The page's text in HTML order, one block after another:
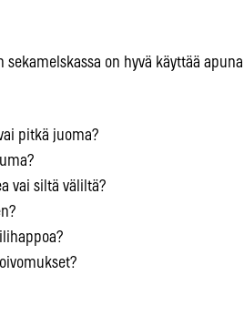
sekamelskassa on hyvä käyttää
pitkä juoma?
vai siltä väliltä?